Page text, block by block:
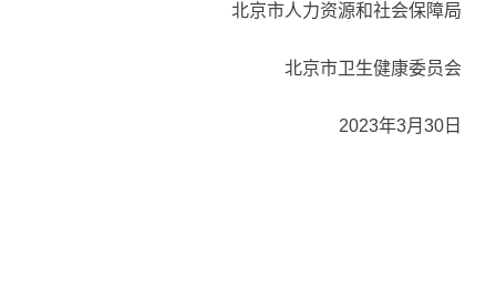
北京市人力资源和社会保障局
北京市卫生健康委员会
2023年3月30日